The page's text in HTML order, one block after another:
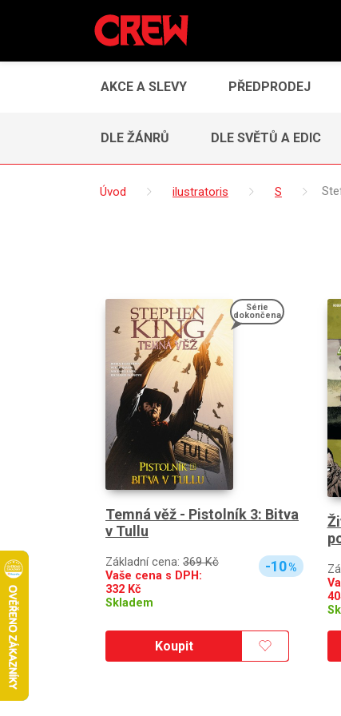
AKCE A SLEVY PŘEDPRODEJ
DLE ŽÁNRŮ DLE SVĚTŮ A EDIC
Úvod ilustratoris S
Série
dokončena
Temná věž - Pistolník 3: Bitva
v Tullu
Základní cena: 369 Kč
Vaše cena s DPH:
332 Kč
Skladem
-10%
Koupit